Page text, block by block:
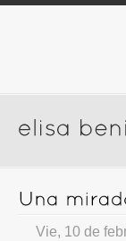
Vie, 10 de